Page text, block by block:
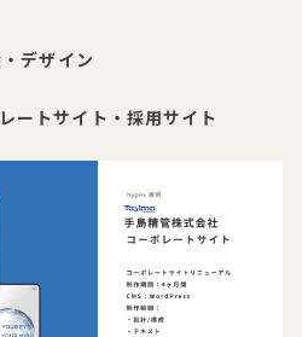
デザイン
ートサイト・採用サイト